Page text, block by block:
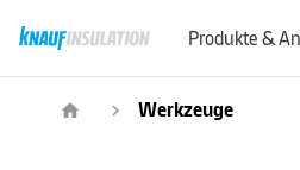
Produkte &
home navigate_next Werkzeuge